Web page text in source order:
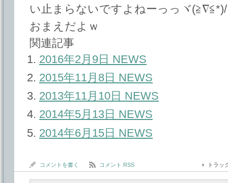
い止まらないですよねーっっヾ
おまえだよｗ
関連記事
2016年2月9日 NEWS
2015年11月8日 NEWS
2013年11月10日 NEWS
2014年5月13日 NEWS
2014年6月15日 NEWS
コメントを書く コメント RSS トラ